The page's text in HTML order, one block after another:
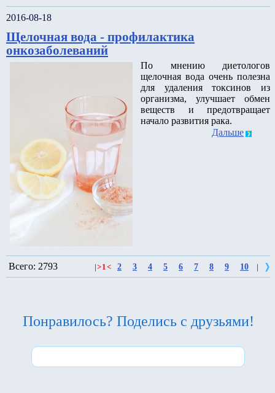
2016-08-18
Щелочная вода - профилактика
онкозаболеваний
По мнению диетологов
щелочная вода очень полезна
для удаления токсинов из
организма, улучшает обмен
веществ и предотвращает
начало развития рака.
Дальше
Всего: 2793 >1< 2 3 4 5 6 7 8 9 10
Понравилось? Поделись с друзьями!